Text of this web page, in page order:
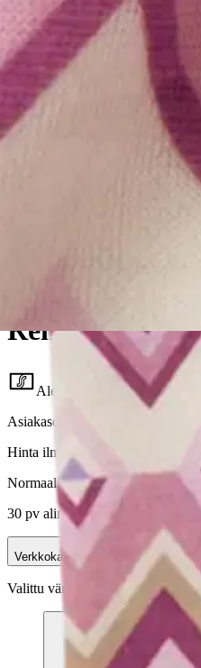
Reima lasten
Alennettu hinta
40,77 €
Asiakasomistajahinta
Hinta ilman S-Etukorttia:
Normaalihinta:79,95 €
30 pv alin hinta:
79,95 €
Verkkokaupan hinta
Valittu väri: Grey Pink